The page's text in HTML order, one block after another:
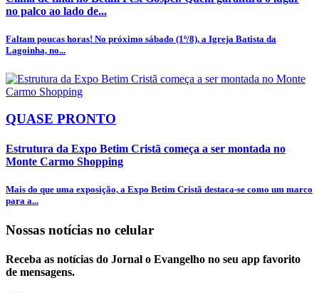
no palco ao lado de...
Faltam poucas horas! No próximo sábado (1º/8), a Igreja Batista da
Lagoinha, no...
QUASE PRONTO
Estrutura da Expo Betim Cristã começa a ser montada no
Monte Carmo Shopping
Mais do que uma exposição, a Expo Betim Cristã destaca-se como um marco
para a...
Nossas notícias no celular
Receba as notícias do Jornal o Evangelho no seu app favorito
de mensagens.